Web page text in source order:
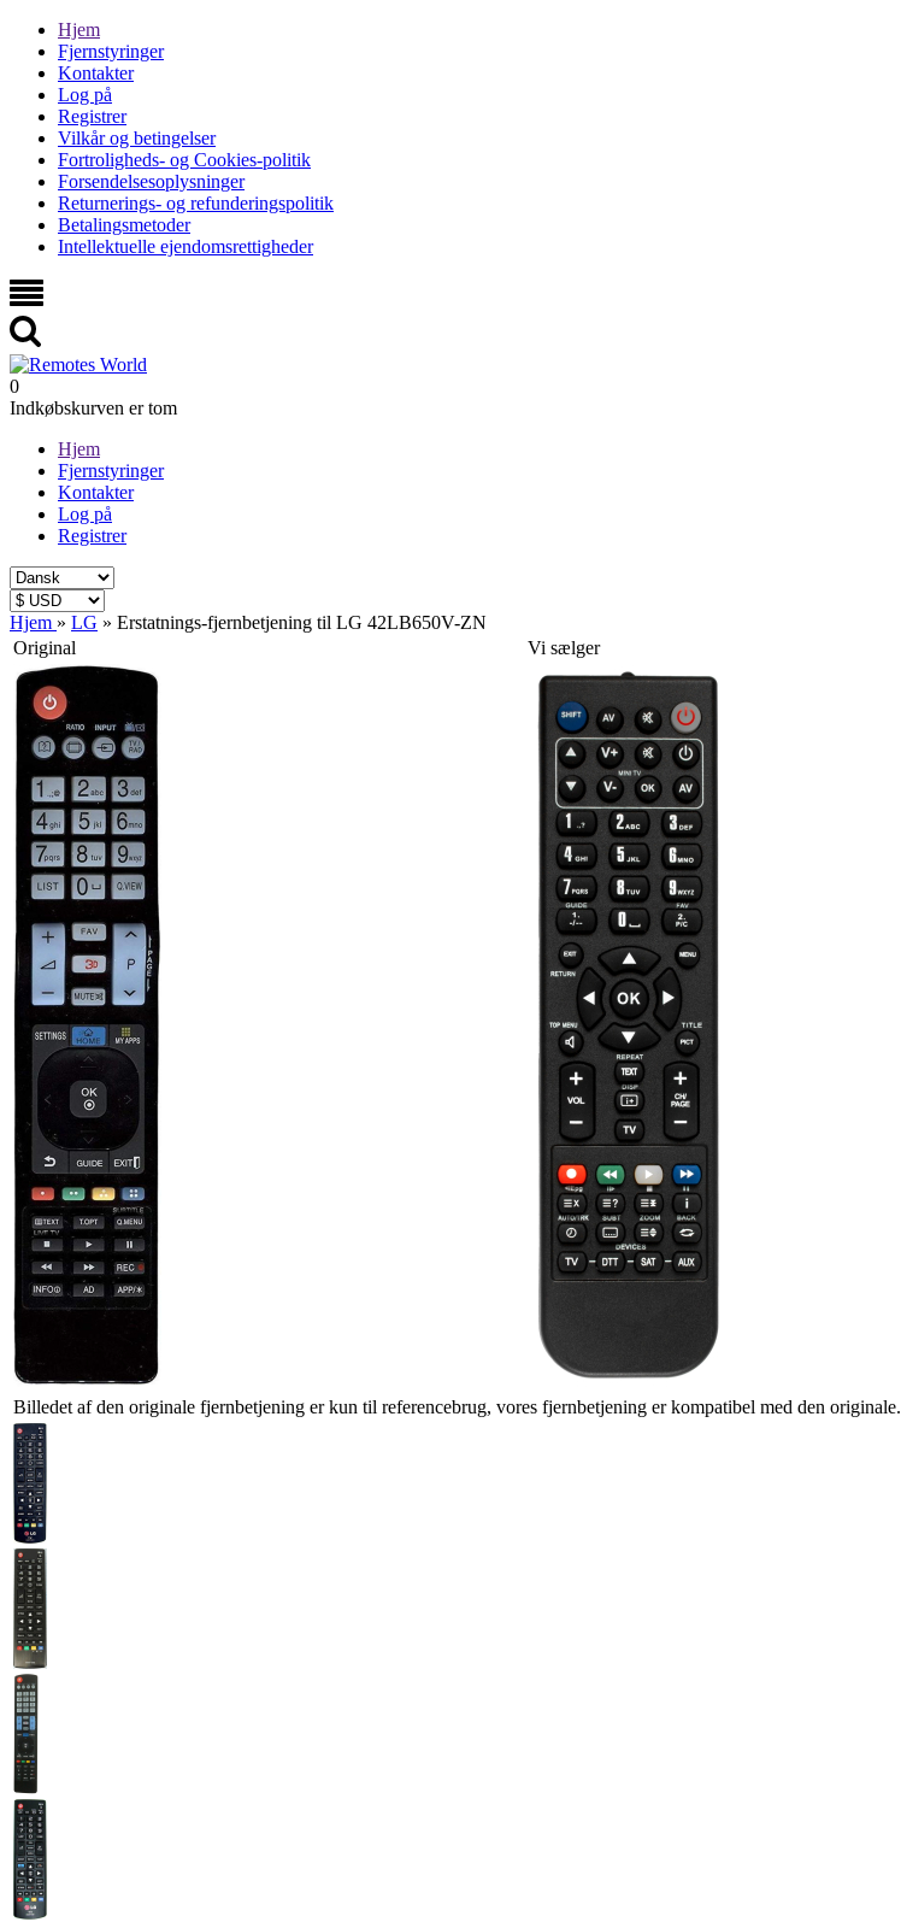
Hjem
Fjernstyringer
Kontakter
Log på
Registrer
Vilkår og betingelser
Fortroligheds- og Cookies-politik
Forsendelsesoplysninger
Returnerings- og refunderingspolitik
Betalingsmetoder
Intellektuelle ejendomsrettigheder
0
Indkøbskurven er tom
Hjem
Fjernstyringer
Kontakter
Log på
Registrer
Hjem » LG » Erstatnings-fjernbetjening til LG 42LB650V-ZN
Original
Vi sælger
Billedet af den originale fjernbetjening er kun til referencebrug, vores fjernbetjening er kompatibel med den originale.